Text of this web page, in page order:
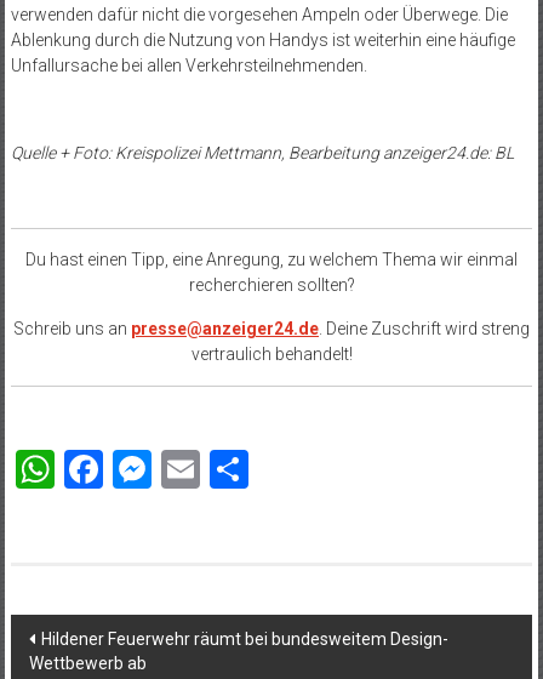
verwenden dafür nicht die vorgesehen Ampeln oder Überwege. Die
Ablenkung durch die Nutzung von Handys ist weiterhin eine häufige
Unfallursache bei allen Verkehrsteilnehmenden.
Quelle + Foto: Kreispolizei Mettmann, Bearbeitung anzeiger24.de: BL
Du hast einen Tipp, eine Anregung, zu welchem Thema wir einmal
recherchieren sollten?
Schreib uns an presse@anzeiger24.de . Deine Zuschrift wird streng
vertraulich behandelt!
WhatsApp
Facebook
Messenger
EmailTeilen
Beitragsnavigation
Hildener Feuerwehr räumt bei bundesweitem Design-
Wettbewerb ab